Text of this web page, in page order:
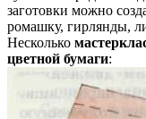
заготовки можно
ромашку, гирлянды,
Несколько
цветной бумаги: